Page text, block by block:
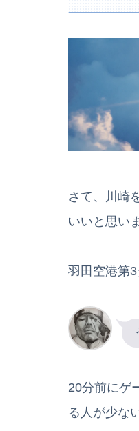
さて、川崎
いいと思い
羽田空港第
20分前にゲ
る人が少な